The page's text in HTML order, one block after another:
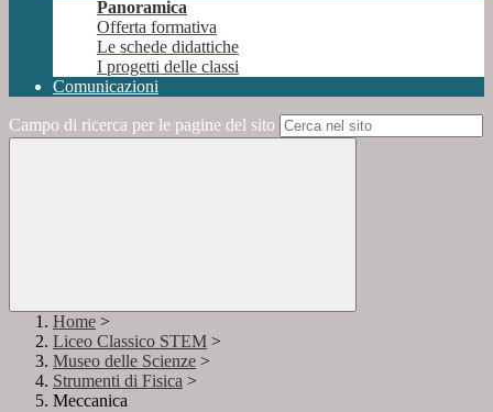
Panoramica
Offerta formativa
Le schede didattiche
I progetti delle classi
Comunicazioni
Campo di ricerca per le pagine del sito
Home >
Liceo Classico STEM >
Museo delle Scienze >
Strumenti di Fisica >
Meccanica